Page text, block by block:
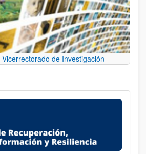
de Investigación